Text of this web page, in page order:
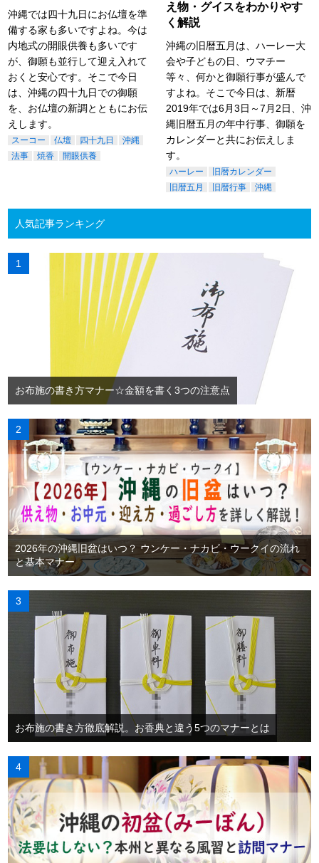
沖縄では四十九日にお仏壇を準
備する家も多いですよね。今は
内地式の開眼供養も多いです
が、御願も並行して迎え入れて
おくと安心です。そこで今日
は、沖縄の四十九日での御願
を、お仏壇の新調とともにお伝
えします。
スーコー 仏壇 四十九日
沖縄
法事
焼香 開眼供養
え物・グイスをわかりやす
く解説
沖縄の旧暦五月は、ハーレー大
会や子どもの日、ウマチー
等々、何かと御願行事が盛んで
すよね。そこで今日は、新暦
2019年では6月3日～7月2日、沖
縄旧暦五月の年中行事、御願を
カレンダーと共にお伝えしま
す。
ハーレー
旧暦カレンダー
旧暦五月
旧暦行事 沖縄
人気記事ランキング
お布施の書き方マナー☆金額を書く3つの注意点
2026年の沖縄旧盆はいつ？ ウンケー・ナカビ・ウークイの流れ
と基本マナー
お布施の書き方徹底解説。お香典と違う5つのマナーとは